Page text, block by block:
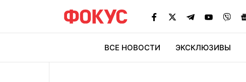
ВСЕ НОВОСТИ ЭКСКЛЮЗИВЫ